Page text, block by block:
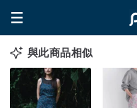
與此商品相似